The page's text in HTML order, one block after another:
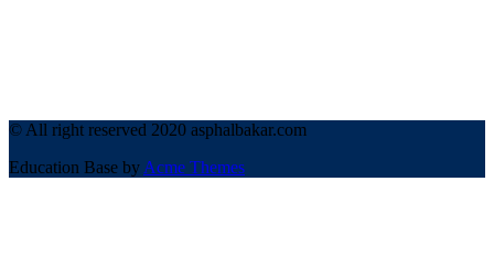
© All right reserved 2020 asphalbakar.com
Education Base by Acme Themes